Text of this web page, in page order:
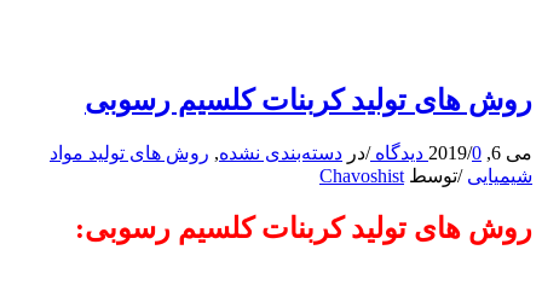
روش های تولید کربنات کلسیم رسوبی
می 6, 2019 /0 دیدگاه /در دسته‌بندی نشده, روش های تولید مواد
شیمیایی /توسط Chavoshist
روش های تولید کربنات کلسیم رسوبی: